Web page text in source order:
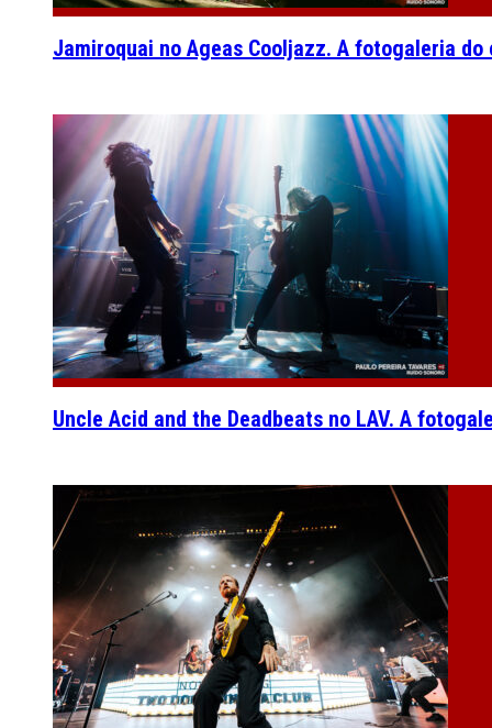
Jamiroquai no Ageas Cooljazz. A fotogaleria do
Uncle Acid and the Deadbeats no LAV. A